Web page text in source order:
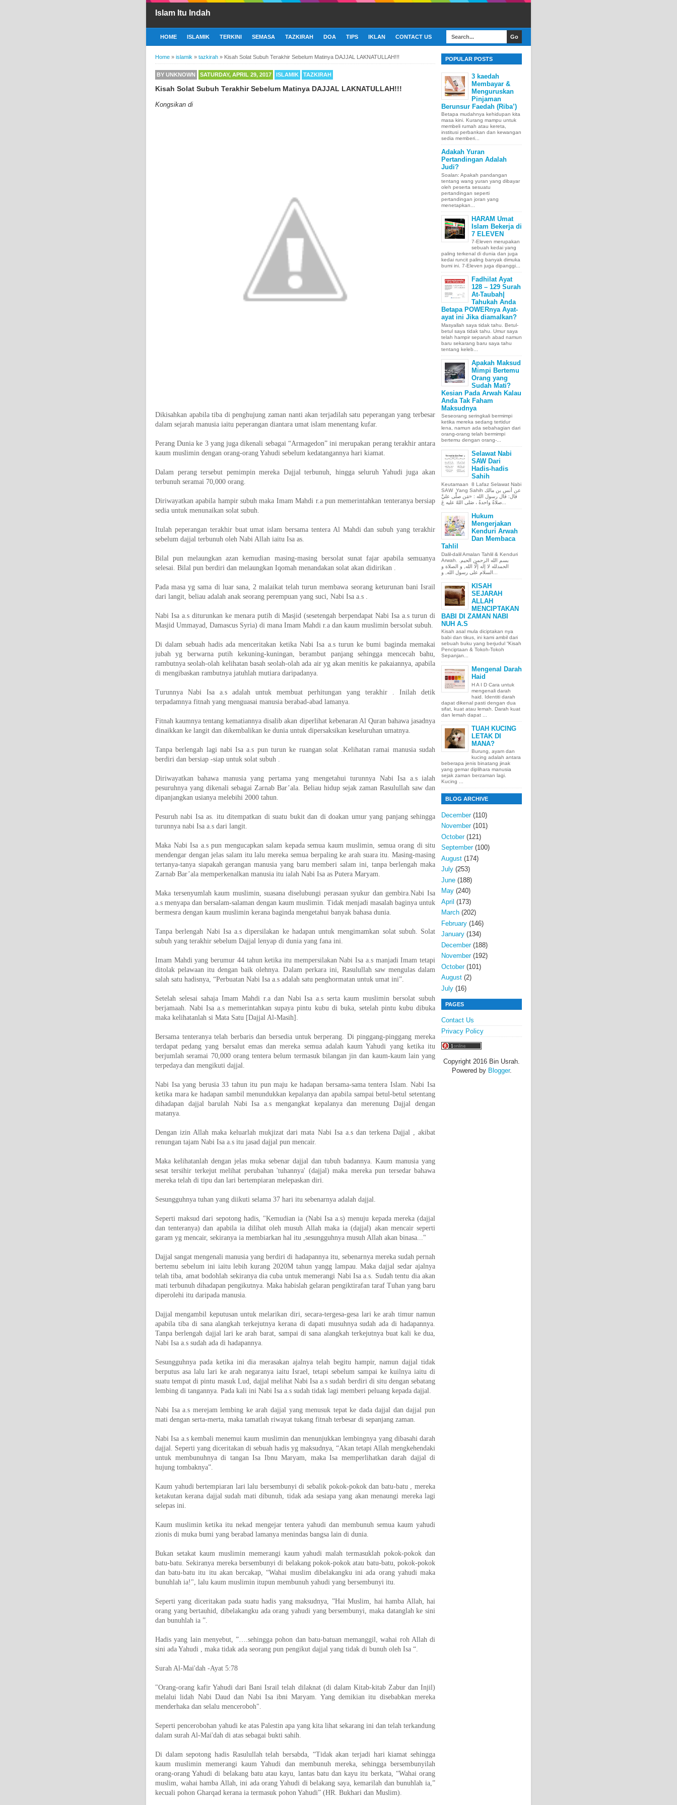
Islam Itu Indah
HOME ISLAMIK TERKINI SEMASA TAZKIRAH DOA TIPS IKLAN CONTACT US
Home » islamik » tazkirah » Kisah Solat Subuh Terakhir Sebelum Matinya DAJJAL LAKNATULLAH!!!
BY UNKNOWN SATURDAY, APRIL 29, 2017 ISLAMIK TAZKIRAH
Kisah Solat Subuh Terakhir Sebelum Matinya DAJJAL LAKNATULLAH!!!
Kongsikan di
Dikisahkan apabila tiba di penghujung zaman nanti akan terjadilah satu peperangan yang terbesar
dalam sejarah manusia iaitu peperangan diantara umat islam menentang kufar.
Perang Dunia ke 3 yang juga dikenali sebagai “Armagedon” ini merupakan perang terakhir antara
kaum muslimin dengan orang-orang Yahudi sebelum kedatangannya hari kiamat.
Dalam perang tersebut pemimpin mereka Dajjal terbunuh, hingga seluruh Yahudi juga akan
terbunuh seramai 70,000 orang.
Diriwayatkan apabila hampir subuh maka Imam Mahdi r.a pun memerintahkan tenteranya bersiap
sedia untuk menunaikan solat subuh.
Itulah peperangan terakhir buat umat islam bersama tentera Al Mahdi dan subuh yang terakhir
sebelum dajjal terbunuh oleh Nabi Allah iaitu Isa as.
Bilal pun melaungkan azan kemudian masing-masing bersolat sunat fajar apabila semuanya
selesai. Bilal pun berdiri dan melaungkan Iqomah menandakan solat akan didirikan .
Pada masa yg sama di luar sana, 2 malaikat telah turun membawa seorang keturunan bani Israil
dari langit, beliau adalah anak seorang perempuan yang suci, Nabi Isa a.s .
Nabi Isa a.s diturunkan ke menara putih di Masjid (sesetengah berpendapat Nabi Isa a.s turun di
Masjid Ummayad, Damascus Syria) di mana Imam Mahdi r.a dan kaum muslimin bersolat subuh.
Di dalam sebuah hadis ada menceritakan ketika Nabi Isa a.s turun ke bumi baginda memakai
jubah yg berwarna putih kekuning-kuningan, berambut panjang sehingga mencecah bahu,
rambutnya seolah-olah kelihatan basah seolah-olah ada air yg akan menitis ke pakaiannya, apabila
di mengibaskan rambutnya jatuhlah mutiara daripadanya.
Turunnya Nabi Isa a.s adalah untuk membuat perhitungan yang terakhir . Inilah detik
terpadamnya fitnah yang menguasai manusia berabad-abad lamanya.
Fitnah kaumnya tentang kematiannya disalib akan diperlihat kebenaran Al Quran bahawa jasadnya
dinaikkan ke langit dan dikembalikan ke dunia untuk dipersaksikan keseluruhan umatnya.
Tanpa berlengah lagi nabi Isa a.s pun turun ke ruangan solat .Kelihatan ramai manusia sudah
berdiri dan bersiap -siap untuk solat subuh .
Diriwayatkan bahawa manusia yang pertama yang mengetahui turunnya Nabi Isa a.s ialah
pesuruhnya yang dikenali sebagai Zarnab Bar’ala. Beliau hidup sejak zaman Rasulullah saw dan
dipanjangkan usianya melebihi 2000 tahun.
Pesuruh nabi Isa as. itu ditempatkan di suatu bukit dan di doakan umur yang panjang sehingga
turunnya nabi Isa a.s dari langit.
Maka Nabi Isa a.s pun mengucapkan salam kepada semua kaum muslimin, semua orang di situ
mendengar dengan jelas salam itu lalu mereka semua berpaling ke arah suara itu. Masing-masing
tertanya-tanya siapakah gerangan manusia yang baru memberi salam ini, tanpa berlengah maka
Zarnab Bar’ala memperkenalkan manusia itu ialah Nabi Isa as Putera Maryam.
Maka tersenyumlah kaum muslimin, suasana diselubungi perasaan syukur dan gembira.Nabi Isa
a.s menyapa dan bersalam-salaman dengan kaum muslimin. Tidak menjadi masalah baginya untuk
bermesra dengan kaum muslimin kerana baginda mengetahui banyak bahasa dunia.
Tanpa berlengah Nabi Isa a.s dipersilakan ke hadapan untuk mengimamkan solat subuh. Solat
subuh yang terakhir sebelum Dajjal lenyap di dunia yang fana ini.
Imam Mahdi yang berumur 44 tahun ketika itu mempersilakan Nabi Isa a.s manjadi Imam tetapi
ditolak pelawaan itu dengan baik olehnya. Dalam perkara ini, Rasulullah saw mengulas dalam
salah satu hadisnya, “Perbuatan Nabi Isa a.s adalah satu penghormatan untuk umat ini”.
Setelah selesai sahaja Imam Mahdi r.a dan Nabi Isa a.s serta kaum muslimin bersolat subuh
berjamaah. Nabi Isa a.s memerintahkan supaya pintu kubu di buka, setelah pintu kubu dibuka
maka kelihatanlah si Mata Satu [Dajjal Al-Masih].
Bersama tenteranya telah berbaris dan bersedia untuk berperang. Di pinggang-pinggang mereka
terdapat pedang yang bersalut emas dan mereka semua adalah kaum Yahudi yang ketika itu
berjumlah seramai 70,000 orang tentera belum termasuk bilangan jin dan kaum-kaum lain yang
terpedaya dan mengikuti dajjal.
Nabi Isa yang berusia 33 tahun itu pun maju ke hadapan bersama-sama tentera Islam. Nabi Isa
ketika mara ke hadapan sambil menundukkan kepalanya dan apabila sampai betul-betul setentang
dihadapan dajjal barulah Nabi Isa a.s mengangkat kepalanya dan merenung Dajjal dengan
matanya.
Dengan izin Allah maka keluarlah mukjizat dari mata Nabi Isa a.s dan terkena Dajjal , akibat
renungan tajam Nabi Isa a.s itu jasad dajjal pun mencair.
Maka kelihatanlah dengan jelas muka sebenar dajjal dan tubuh badannya. Kaum manusia yang
sesat tersihir terkejut melihat perubahan 'tuhannya' (dajjal) maka mereka pun tersedar bahawa
mereka telah di tipu dan lari bertempiaran melepaskan diri.
Sesungguhnya tuhan yang diikuti selama 37 hari itu sebenarnya adalah dajjal.
Seperti maksud dari sepotong hadis, "Kemudian ia (Nabi Isa a.s) menuju kepada mereka (dajjal
dan tenteranya) dan apabila ia dilihat oleh musuh Allah maka ia (dajjal) akan mencair seperti
garam yg mencair, sekiranya ia membiarkan hal itu ,sesungguhnya musuh Allah akan binasa..."
Dajjal sangat mengenali manusia yang berdiri di hadapannya itu, sebenarnya mereka sudah pernah
bertemu sebelum ini iaitu lebih kurang 2020M tahun yangg lampau. Maka dajjal sedar ajalnya
telah tiba, amat bodohlah sekiranya dia cuba untuk memerangi Nabi Isa a.s. Sudah tentu dia akan
mati terbunuh dihadapan pengikutnya. Maka habislah gelaran pengiktirafan taraf Tuhan yang baru
diperolehi itu daripada manusia.
Dajjal mengambil keputusan untuk melarikan diri, secara-tergesa-gesa lari ke arah timur namun
apabila tiba di sana alangkah terkejutnya kerana di dapati musuhnya sudah ada di hadapannya.
Tanpa berlengah dajjal lari ke arah barat, sampai di sana alangkah terkejutnya buat kali ke dua,
Nabi Isa a.s sudah ada di hadapannya.
Sesungguhnya pada ketika ini dia merasakan ajalnya telah begitu hampir, namun dajjal tidak
berputus asa lalu lari ke arah negaranya iaitu Israel, tetapi sebelum sampai ke kuilnya iaitu di
suatu tempat di pintu masuk Lud, dajjal melihat Nabi Isa a.s sudah berdiri di situ dengan sebatang
lembing di tangannya. Pada kali ini Nabi Isa a.s sudah tidak lagi memberi peluang kepada dajjal.
Nabi Isa a.s merejam lembing ke arah dajjal yang menusuk tepat ke dada dajjal dan dajjal pun
mati dengan serta-merta, maka tamatlah riwayat tukang fitnah terbesar di sepanjang zaman.
Nabi Isa a.s kembali menemui kaum muslimin dan menunjukkan lembingnya yang dibasahi darah
dajjal. Seperti yang diceritakan di sebuah hadis yg maksudnya, “Akan tetapi Allah mengkehendaki
untuk membunuhnya di tangan Isa Ibnu Maryam, maka Isa memperlihatkan darah dajjal di
hujung tombaknya”.
Kaum yahudi bertempiaran lari lalu bersembunyi di sebalik pokok-pokok dan batu-batu , mereka
ketakutan kerana dajjal sudah mati dibunuh, tidak ada sesiapa yang akan menaungi mereka lagi
selepas ini.
Kaum muslimin ketika itu nekad mengejar tentera yahudi dan membunuh semua kaum yahudi
zionis di muka bumi yang berabad lamanya menindas bangsa lain di dunia.
Bukan setakat kaum muslimin memerangi kaum yahudi malah termasuklah pokok-pokok dan
batu-batu. Sekiranya mereka bersembunyi di belakang pokok-pokok atau batu-batu, pokok-pokok
dan batu-batu itu itu akan bercakap, “Wahai muslim dibelakangku ini ada orang yahudi maka
bunuhlah ia!", lalu kaum muslimin itupun membunuh yahudi yang bersembunyi itu.
Seperti yang diceritakan pada suatu hadis yang maksudnya, ”Hai Muslim, hai hamba Allah, hai
orang yang bertauhid, dibelakangku ada orang yahudi yang bersembunyi, maka datanglah ke sini
dan bunuhlah ia ”.
Hadis yang lain menyebut, ”….sehingga pohon dan batu-batuan memanggil, wahai roh Allah di
sini ada Yahudi , maka tidak ada seorang pun pengikut dajjal yang tidak di bunuh oleh Isa “.
Surah Al-Mai'dah -Ayat 5:78
"Orang-orang kafir Yahudi dari Bani Israil telah dilaknat (di dalam Kitab-kitab Zabur dan Injil)
melalui lidah Nabi Daud dan Nabi Isa ibni Maryam. Yang demikian itu disebabkan mereka
menderhaka dan selalu menceroboh".
Seperti pencerobohan yahudi ke atas Palestin apa yang kita lihat sekarang ini dan telah terkandung
dalam surah Al-Mai'dah di atas sebagai bukti sahih.
Di dalam sepotong hadis Rasulullah telah bersabda, “Tidak akan terjadi hari kiamat sehingga
kaum muslimin memerangi kaum Yahudi dan membunuh mereka, sehingga bersembunyilah
orang-orang Yahudi di belakang batu atau kayu, lantas batu dan kayu itu berkata, “Wahai orang
muslim, wahai hamba Allah, ini ada orang Yahudi di belakang saya, kemarilah dan bunuhlah ia,”
kecuali pohon Gharqad kerana ia termasuk pohon Yahudi” (HR. Bukhari dan Muslim).
POPULAR POSTS
3 kaedah
Membayar &
Menguruskan
Pinjaman
Berunsur Faedah (Riba’)
Betapa mudahnya kehidupan kita
masa kini. Kurang mampu untuk
membeli rumah atau kereta,
institusi perbankan dan kewangan
sedia memberi...
Adakah Yuran
Pertandingan Adalah
Judi?
Soalan: Apakah pandangan
tentang wang yuran yang dibayar
oleh peserta sesuatu
pertandingan seperti
pertandingan joran yang
menetapkan...
HARAM Umat
Islam Bekerja di
7 ELEVEN
7-Eleven merupakan
sebuah kedai yang
paling terkenal di dunia dan juga
kedai runcit paling banyak dimuka
bumi ini. 7-Eleven juga dipanggi...
Fadhilat Ayat
128 – 129 Surah
At-Taubah|
Tahukah Anda
Betapa POWERnya Ayat-
ayat ini Jika diamalkan?
Masyallah saya tidak tahu. Betul-
betul saya tidak tahu. Umur saya
telah hampir separuh abad namun
baru sekarang baru saya tahu
tentang keleb...
Apakah Maksud
Mimpi Bertemu
Orang yang
Sudah Mati?
Kesian Pada Arwah Kalau
Anda Tak Faham
Maksudnya
Seseorang seringkali bermimpi
ketika mereka sedang tertidur
lena, namun ada sebahagian dari
orang-orang telah bermimpi
bertemu dengan orang-...
Selawat Nabi
SAW Dari
Hadis-hadis
Sahih
Keutamaan 8 Lafaz Selawat Nabi
SAW Yang Sahih عن أنس بن مالك
قال: قال رسول الله : «مَن صلَّى عليَّ
Hukum
Mengerjakan
Kenduri Arwah
Dan Membaca
Tahlil
Dalil-dalil Amalan Tahlil & Kenduri
Arwah. بسم الله الرحمن الحيم.
الحمدلله لا إله إلّا الله, و الصلاة و
KISAH
SEJARAH
ALLAH
MENCIPTAKAN
BABI DI ZAMAN NABI
NUH A.S
Kisah asal mula diciptakan nya
babi dan tikus, ini kami ambil dari
sebuah buku yang berjudul “Kisah
Penciptaan & Tokoh-Tokoh
Sepanjan...
Mengenal Darah
Haid
H A I D Cara untuk
mengenali darah
haid. Identiti darah
dapat dikenal pasti dengan dua
sifat, kuat atau lemah. Darah kuat
dan lemah dapat ...
TUAH KUCING
LETAK DI
MANA?
Burung, ayam dan
kucing adalah antara
beberapa jenis binatang jinak
yang gemar diplihara manusia
sejak zaman berzaman lagi.
Kucing ...
BLOG ARCHIVE
December(110)
November(101)
October(121)
September(100)
August (174)
July (253)
June (188)
May (240)
April (173)
March (202)
February (146)
January (134)
December(188)
November(192)
October(101)
August (2)
July (16)
PAGES
Contact Us
Privacy Policy
Copyright 2016 Bin Usrah.
Powered by Blogger.